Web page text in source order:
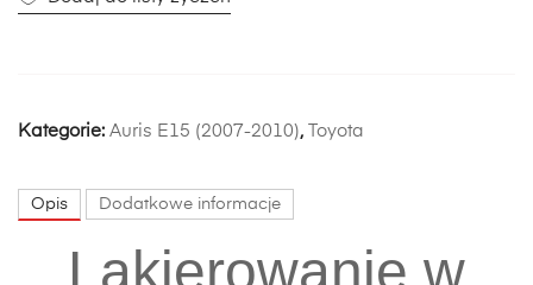
Kategorie: Auris E15 (2007-2010), Toyota
Opis Dodatkowe informacje
Lakierowanie w